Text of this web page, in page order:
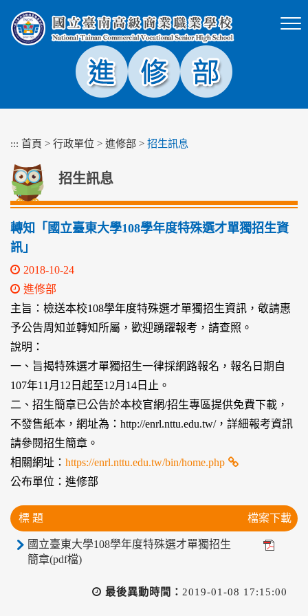
塊
::: 首頁 > 行政單位 > 進修部 > 招生訊息
招生訊息
轉知「國立臺東大學108學年度特殊選才單獨招生資
訊」
2018-10-24
進修部
主旨：檢送本校108學年度特殊選才單獨招生資訊，敬請惠
予公告周知並轉知所屬，歡迎踴躍報考，請查照。
說明：
一、旨揭特殊選才單獨招生一律採網路報名，報名日期自
107年11月12日起至12月14日止。
二、招生簡章已公告於本校官網/招生專區提供免費下載，
不發售紙本，網址為：http://enrl.nttu.edu.tw/，詳細報考資訊
請參閱招生簡章。
相關網址： https://enrl.nttu.edu.tw/bin/home.php
公布單位：進修部
標 題 檔案下載
國立臺東大學108學年度特殊選才單獨招生
簡章(pdf檔)
最後異動時間： 2019-01-08 17:15:00